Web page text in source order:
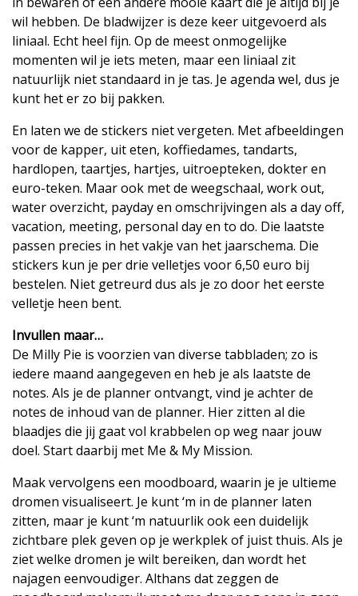
wil hebben. De bladwijzer is deze keer uitgevoerd als
liniaal. Echt heel fijn. Op de meest onmogelijke
momenten wil je iets meten, maar een liniaal zit
natuurlijk niet standaard in je tas. Je agenda wel, dus je
kunt het er zo bij pakken.
En laten we de stickers niet vergeten. Met afbeeldingen
voor de kapper, uit eten, koffiedames, tandarts,
hardlopen, taartjes, hartjes, uitroepteken, dokter en
euro-teken. Maar ook met de weegschaal, work out,
water overzicht, payday en omschrijvingen als a day off,
vacation, meeting, personal day en to do. Die laatste
passen precies in het vakje van het jaarschema. Die
stickers kun je per drie velletjes voor 6,50 euro bij
bestelen. Niet getreurd dus als je zo door het eerste
velletje heen bent.
Invullen maar…
De Milly Pie is voorzien van diverse tabbladen; zo is
iedere maand aangegeven en heb je als laatste de
notes. Als je de planner ontvangt, vind je achter de
notes de inhoud van de planner. Hier zitten al die
blaadjes die jij gaat vol krabbelen op weg naar jouw
doel. Start daarbij met Me & My Mission.
Maak vervolgens een moodboard, waarin je je ultieme
dromen visualiseert. Je kunt ‘m in de planner laten
zitten, maar je kunt ‘m natuurlik ook een duidelijk
zichtbare plek geven op je werkplek of juist thuis. Als je
ziet welke dromen je wilt bereiken, dan wordt het
najagen eenvoudiger. Althans dat zeggen de